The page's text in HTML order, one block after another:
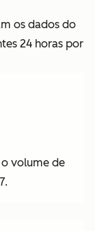
os dados do
24 horas por
volume de